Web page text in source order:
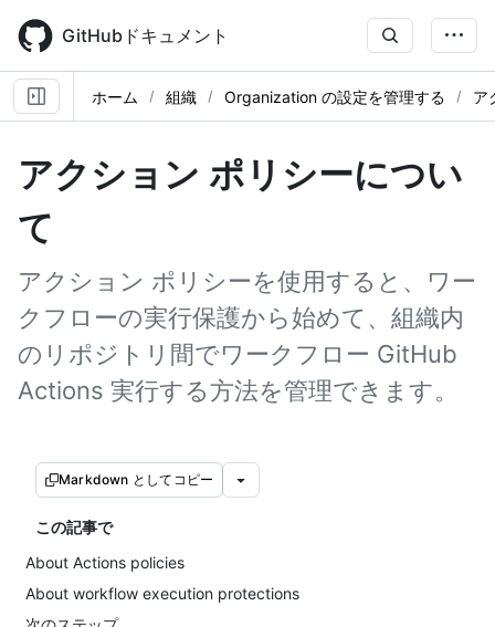
main
content
GitHubドキュメント
ホーム 組織 Organization の設定を管理する ア
アクション ポリシーについ
て
アクション ポリシーを使用すると、ワー
クフローの実行保護から始めて、組織内
のリポジトリ間でワークフロー GitHub
Actions 実行する方法を管理できます。
Markdown としてコピー
この記事で
About Actions policies
About workflow execution protections